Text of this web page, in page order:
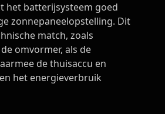
het batterijsysteem goed
zonnepaneelopstelling. Dit
match, zoals
omvormer, als de
de thuisaccu en
het energieverbruik